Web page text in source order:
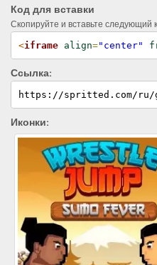
Код для вставки
Скопируйте и вставьте следующий
<iframe align="center"
Ссылка:
https://spritted.com/ru/
Иконки: